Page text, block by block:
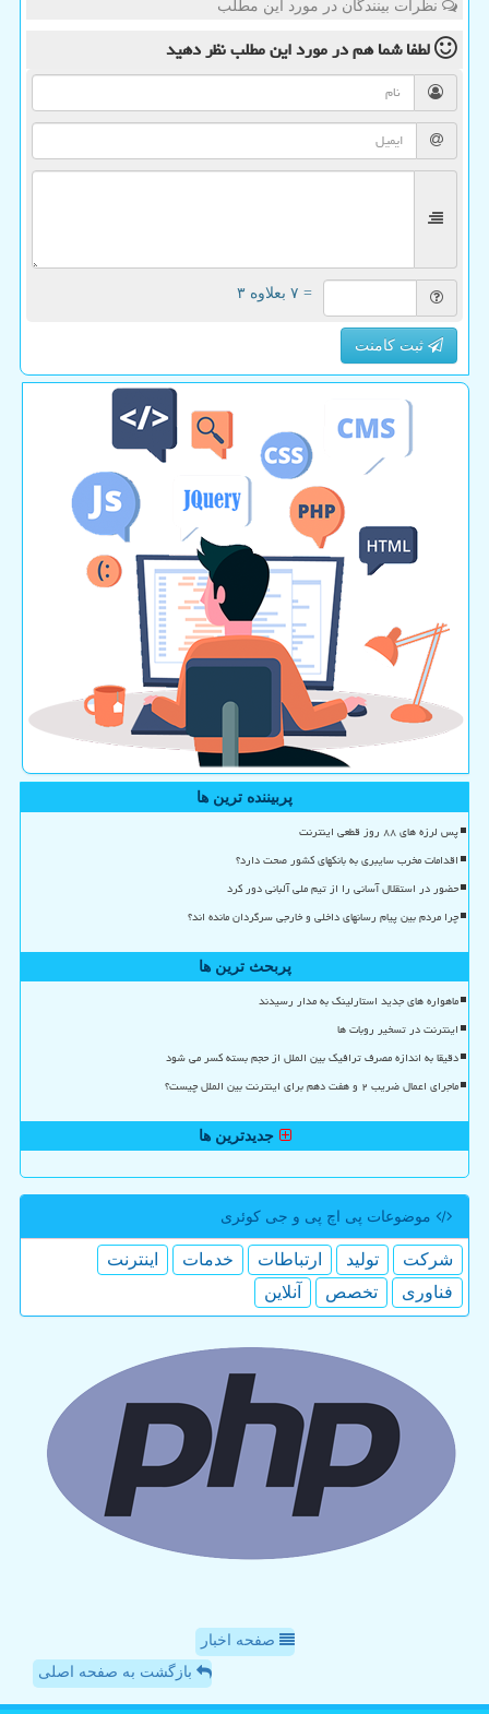
نظرات بینندگان در مورد این مطلب
لطفا شما همدر مورد این مطلبنظر دهید
= ۷ بعلاوه ۳
ثبت کامنت
پربیننده ترین ها
پس لرزه های ۸۸ روز قطعی اینترنت
اقدامات مخرب سایبری به بانکهای کشور صحت دارد؟
حضور در استقلال آسانی را از تیم ملی آلبانی دور کرد
چرا مردم بین پیام رسانهای داخلی و خارجی سرگردان مانده اند؟
پربحث ترین ها
ماهواره های جدید استارلینک به مدار رسیدند
اینترنت در تسخیر روبات ها
دقیقا به اندازه مصرف ترافیک بین الملل از حجم بسته کسر می شود
ماجرای اعمال ضریب ۲ و هفت دهم برای اینترنت بین الملل چیست؟
جدیدترین ها
موضوعات پی اچ پی و جی كوئری
شركت تولید ارتباطات خدمات
اینترنت
فناوری
تخصص آنلاین
صفحه اخبار
بازگشت به صفحه اصلی